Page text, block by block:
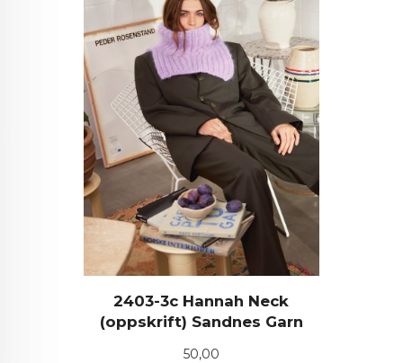
2403-3c Hannah Neck
(oppskrift) Sandnes Garn
Pris
50,00